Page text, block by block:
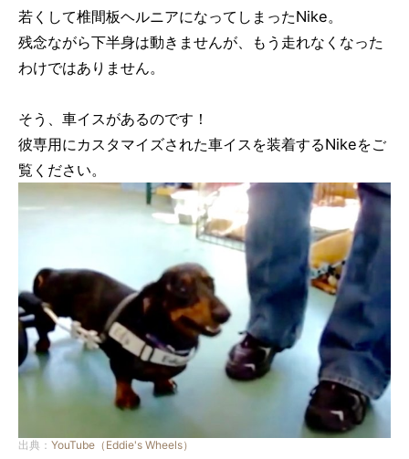
若くして椎間板ヘルニアになってしまったNike。
残念ながら下半身は動きませんが、もう走れなくなった
わけではありません。
そう、車イスがあるのです！
彼専用にカスタマイズされた車イスを装着するNikeをご
覧ください。
出典： YouTube（Eddie's Wheels）